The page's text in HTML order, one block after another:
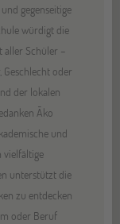
gegenseitige
würdigt die
aller Schüler –
Geschlecht oder
der lokalen
Āko
und
vielfältige
unterstützt die
zu entdecken
oder Beruf